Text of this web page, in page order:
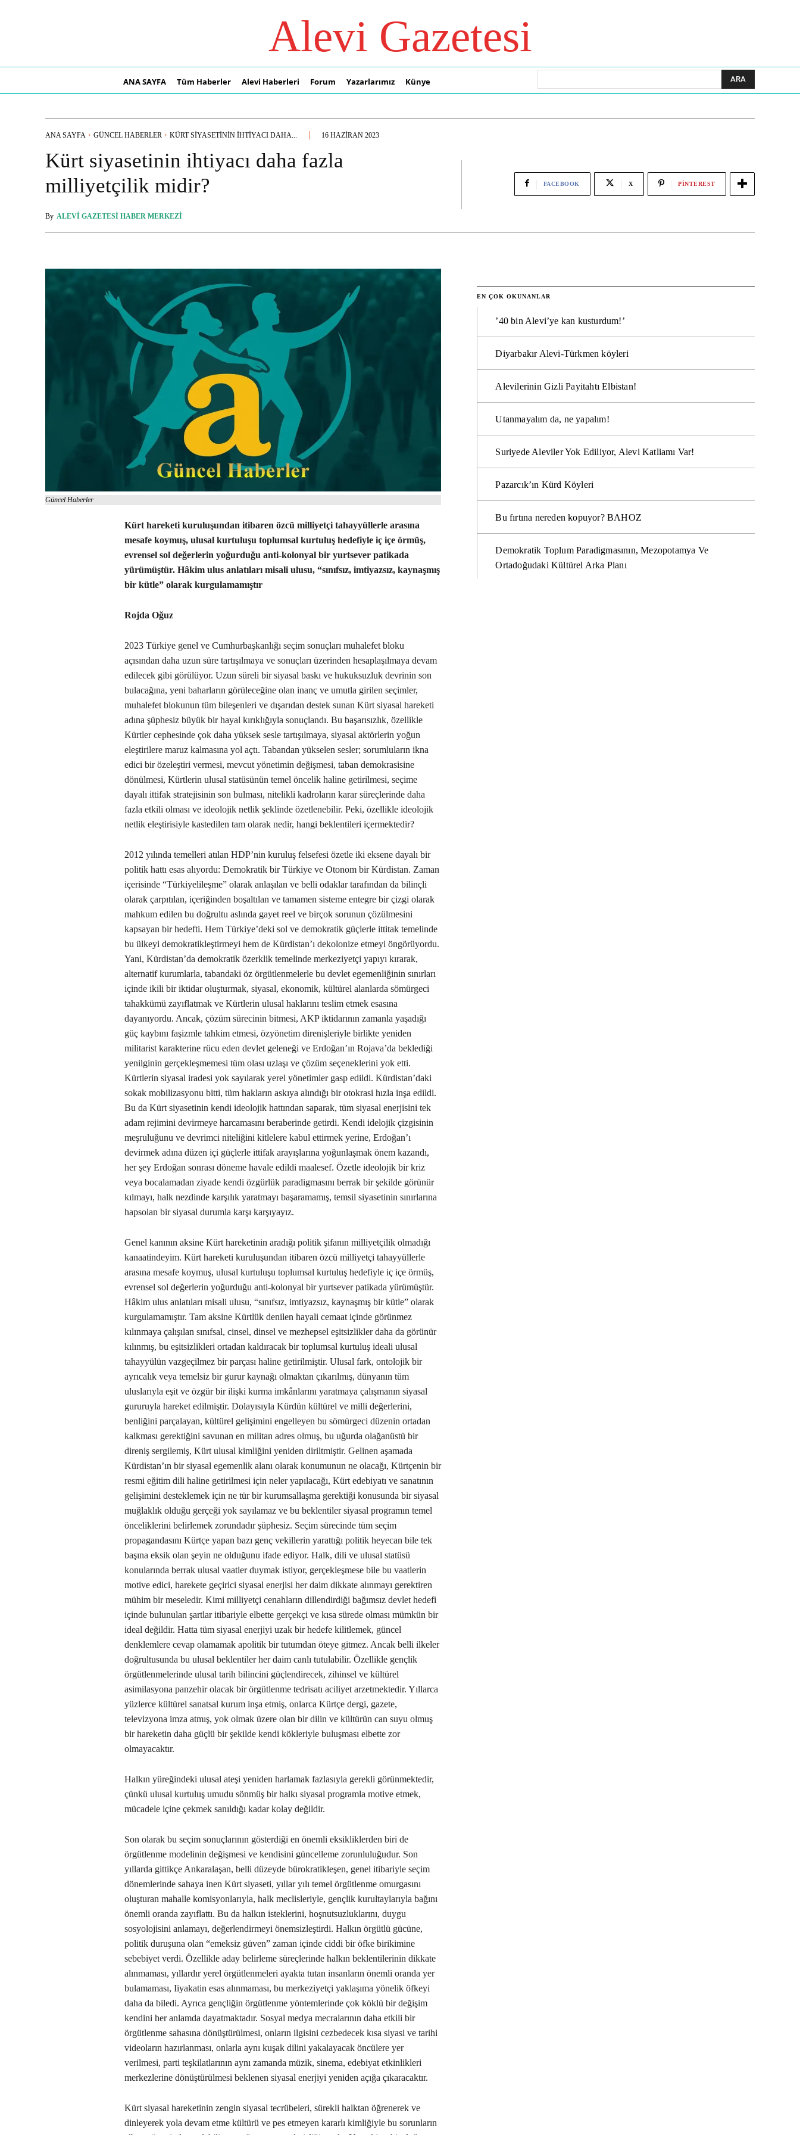
Alevi Gazetesi
ANA SAYFA Tüm Haberler Alevi Haberleri Forum Yazarlarımız Künye ARA
ANA SAYFA GÜNCEL HABERLER KÜRT SIYASETININ IHTIYACI DAHA... 16 HAZIRAN 2023
Kürt siyasetinin ihtiyacı daha fazla
milliyetçilik midir?
By ALEVI GAZETESI HABER MERKEZI
FACEBOOK X PINTEREST
Güncel Haberler
Kürt hareketi kuruluşundan itibaren özcü milliyetçi tahayyüllerle arasına
mesafe koymuş, ulusal kurtuluşu toplumsal kurtuluş hedefiyle iç içe örmüş,
evrensel sol değerlerin yoğurduğu anti-kolonyal bir yurtsever patikada
yürümüştür. Hâkim ulus anlatıları misali ulusu, “sınıfsız, imtiyazsız, kaynaşmış
bir kütle” olarak kurgulamamıştır
Rojda Oğuz
2023 Türkiye genel ve Cumhurbaşkanlığı seçim sonuçları muhalefet bloku
açısından daha uzun süre tartışılmaya ve sonuçları üzerinden hesaplaşılmaya devam
edilecek gibi görülüyor. Uzun süreli bir siyasal baskı ve hukuksuzluk devrinin son
bulacağına, yeni baharların görüleceğine olan inanç ve umutla girilen seçimler,
muhalefet blokunun tüm bileşenleri ve dışarıdan destek sunan Kürt siyasal hareketi
adına şüphesiz büyük bir hayal kırıklığıyla sonuçlandı. Bu başarısızlık, özellikle
Kürtler cephesinde çok daha yüksek sesle tartışılmaya, siyasal aktörlerin yoğun
eleştirilere maruz kalmasına yol açtı. Tabandan yükselen sesler; sorumluların ikna
edici bir özeleştiri vermesi, mevcut yönetimin değişmesi, taban demokrasisine
dönülmesi, Kürtlerin ulusal statüsünün temel öncelik haline getirilmesi, seçime
dayalı ittifak stratejisinin son bulması, nitelikli kadroların karar süreçlerinde daha
fazla etkili olması ve ideolojik netlik şeklinde özetlenebilir. Peki, özellikle ideolojik
netlik eleştirisiyle kastedilen tam olarak nedir, hangi beklentileri içermektedir?
2012 yılında temelleri atılan HDP’nin kuruluş felsefesi özetle iki eksene dayalı bir
politik hattı esas alıyordu: Demokratik bir Türkiye ve Otonom bir Kürdistan. Zaman
içerisinde “Türkiyelileşme” olarak anlaşılan ve belli odaklar tarafından da bilinçli
olarak çarpıtılan, içeriğinden boşaltılan ve tamamen sisteme entegre bir çizgi olarak
mahkum edilen bu doğrultu aslında gayet reel ve birçok sorunun çözülmesini
kapsayan bir hedefti. Hem Türkiye’deki sol ve demokratik güçlerle ittitak temelinde
bu ülkeyi demokratikleştirmeyi hem de Kürdistan’ı dekolonize etmeyi öngörüyordu.
Yani, Kürdistan’da demokratik özerklik temelinde merkeziyetçi yapıyı kırarak,
alternatif kurumlarla, tabandaki öz örgütlenmelerle bu devlet egemenliğinin sınırları
içinde ikili bir iktidar oluşturmak, siyasal, ekonomik, kültürel alanlarda sömürgeci
tahakkümü zayıflatmak ve Kürtlerin ulusal haklarını teslim etmek esasına
dayanıyordu. Ancak, çözüm sürecinin bitmesi, AKP iktidarının zamanla yaşadığı
güç kaybını faşizmle tahkim etmesi, özyönetim direnişleriyle birlikte yeniden
militarist karakterine rücu eden devlet geleneği ve Erdoğan’ın Rojava’da beklediği
yenilginin gerçekleşmemesi tüm olası uzlaşı ve çözüm seçeneklerini yok etti.
Kürtlerin siyasal iradesi yok sayılarak yerel yönetimler gasp edildi. Kürdistan’daki
sokak mobilizasyonu bitti, tüm hakların askıya alındığı bir otokrasi hızla inşa edildi.
Bu da Kürt siyasetinin kendi ideolojik hattından saparak, tüm siyasal enerjisini tek
adam rejimini devirmeye harcamasını beraberinde getirdi. Kendi idelojik çizgisinin
meşruluğunu ve devrimci niteliğini kitlelere kabul ettirmek yerine, Erdoğan’ı
devirmek adına düzen içi güçlerle ittifak arayışlarına yoğunlaşmak önem kazandı,
her şey Erdoğan sonrası döneme havale edildi maalesef. Özetle ideolojik bir kriz
veya bocalamadan ziyade kendi özgürlük paradigmasını berrak bir şekilde görünür
kılmayı, halk nezdinde karşılık yaratmayı başaramamış, temsil siyasetinin sınırlarına
hapsolan bir siyasal durumla karşı karşıyayız.
Genel kanının aksine Kürt hareketinin aradığı politik şifanın milliyetçilik olmadığı
kanaatindeyim. Kürt hareketi kuruluşundan itibaren özcü milliyetçi tahayyüllerle
arasına mesafe koymuş, ulusal kurtuluşu toplumsal kurtuluş hedefiyle iç içe örmüş,
evrensel sol değerlerin yoğurduğu anti-kolonyal bir yurtsever patikada yürümüştür.
Hâkim ulus anlatıları misali ulusu, “sınıfsız, imtiyazsız, kaynaşmış bir kütle” olarak
kurgulamamıştır. Tam aksine Kürtlük denilen hayali cemaat içinde görünmez
kılınmaya çalışılan sınıfsal, cinsel, dinsel ve mezhepsel eşitsizlikler daha da görünür
kılınmış, bu eşitsizlikleri ortadan kaldıracak bir toplumsal kurtuluş ideali ulusal
tahayyülün vazgeçilmez bir parçası haline getirilmiştir. Ulusal fark, ontolojik bir
ayrıcalık veya temelsiz bir gurur kaynağı olmaktan çıkarılmış, dünyanın tüm
uluslarıyla eşit ve özgür bir ilişki kurma imkânlarını yaratmaya çalışmanın siyasal
gururuyla hareket edilmiştir. Dolayısıyla Kürdün kültürel ve milli değerlerini,
benliğini parçalayan, kültürel gelişimini engelleyen bu sömürgeci düzenin ortadan
kalkması gerektiğini savunan en militan adres olmuş, bu uğurda olağanüstü bir
direniş sergilemiş, Kürt ulusal kimliğini yeniden diriltmiştir. Gelinen aşamada
Kürdistan’ın bir siyasal egemenlik alanı olarak konumunun ne olacağı, Kürtçenin bir
resmi eğitim dili haline getirilmesi için neler yapılacağı, Kürt edebiyatı ve sanatının
gelişimini desteklemek için ne tür bir kurumsallaşma gerektiği konusunda bir siyasal
muğlaklık olduğu gerçeği yok sayılamaz ve bu beklentiler siyasal programın temel
önceliklerini belirlemek zorundadır şüphesiz. Seçim sürecinde tüm seçim
propagandasını Kürtçe yapan bazı genç vekillerin yarattığı politik heyecan bile tek
başına eksik olan şeyin ne olduğunu ifade ediyor. Halk, dili ve ulusal statüsü
konularında berrak ulusal vaatler duymak istiyor, gerçekleşmese bile bu vaatlerin
motive edici, harekete geçirici siyasal enerjisi her daim dikkate alınmayı gerektiren
mühim bir meseledir. Kimi milliyetçi cenahların dillendirdiği bağımsız devlet hedefi
içinde bulunulan şartlar itibariyle elbette gerçekçi ve kısa sürede olması mümkün bir
ideal değildir. Hatta tüm siyasal enerjiyi uzak bir hedefe kilitlemek, güncel
denklemlere cevap olamamak apolitik bir tutumdan öteye gitmez. Ancak belli ilkeler
doğrultusunda bu ulusal beklentiler her daim canlı tutulabilir. Özellikle gençlik
örgütlenmelerinde ulusal tarih bilincini güçlendirecek, zihinsel ve kültürel
asimilasyona panzehir olacak bir örgütlenme tedrisatı aciliyet arzetmektedir. Yıllarca
yüzlerce kültürel sanatsal kurum inşa etmiş, onlarca Kürtçe dergi, gazete,
televizyona imza atmış, yok olmak üzere olan bir dilin ve kültürün can suyu olmuş
bir hareketin daha güçlü bir şekilde kendi kökleriyle buluşması elbette zor
olmayacaktır.
Halkın yüreğindeki ulusal ateşi yeniden harlamak fazlasıyla gerekli görünmektedir,
çünkü ulusal kurtuluş umudu sönmüş bir halkı siyasal programla motive etmek,
mücadele içine çekmek sanıldığı kadar kolay değildir.
Son olarak bu seçim sonuçlarının gösterdiği en önemli eksikliklerden biri de
örgütlenme modelinin değişmesi ve kendisini güncelleme zorunluluğudur. Son
yıllarda gittikçe Ankaralaşan, belli düzeyde bürokratikleşen, genel itibariyle seçim
dönemlerinde sahaya inen Kürt siyaseti, yıllar yılı temel örgütlenme omurgasını
oluşturan mahalle komisyonlarıyla, halk meclisleriyle, gençlik kurultaylarıyla bağını
önemli oranda zayıflattı. Bu da halkın isteklerini, hoşnutsuzluklarını, duygu
sosyolojisini anlamayı, değerlendirmeyi önemsizleştirdi. Halkın örgütlü gücüne,
politik duruşuna olan “emeksiz güven” zaman içinde ciddi bir öfke birikimine
sebebiyet verdi. Özellikle aday belirleme süreçlerinde halkın beklentilerinin dikkate
alınmaması, yıllardır yerel örgütlenmeleri ayakta tutan insanların önemli oranda yer
bulamaması, Iiyakatin esas alınmaması, bu merkeziyetçi yaklaşıma yönelik öfkeyi
daha da biledi. Ayrıca gençliğin örgütlenme yöntemlerinde çok köklü bir değişim
kendini her anlamda dayatmaktadır. Sosyal medya mecralarının daha etkili bir
örgütlenme sahasına dönüştürülmesi, onların ilgisini cezbedecek kısa siyasi ve tarihi
videoların hazırlanması, onlarla aynı kuşak dilini yakalayacak öncülere yer
verilmesi, parti teşkilatlarının aynı zamanda müzik, sinema, edebiyat etkinlikleri
merkezlerine dönüştürülmesi beklenen siyasal enerjiyi yeniden açığa çıkaracaktır.
Kürt siyasal hareketinin zengin siyasal tecrübeleri, sürekli halktan öğrenerek ve
dinleyerek yola devam etme kültürü ve pes etmeyen kararlı kimliğiyle bu sorunların
EN ÇOK OKUNANLAR
’40 bin Alevi’ye kan kusturdum!’
Diyarbakır Alevi-Türkmen köyleri
Alevilerinin Gizli Payitahtı Elbistan!
Utanmayalım da, ne yapalım!
Suriyede Aleviler Yok Ediliyor, Alevi Katliamı Var!
Pazarcık’ın Kürd Köyleri
Bu fırtına nereden kopuyor? BAHOZ
Demokratik Toplum Paradigmasının, Mezopotamya Ve
Ortadoğudaki Kültürel Arka Planı